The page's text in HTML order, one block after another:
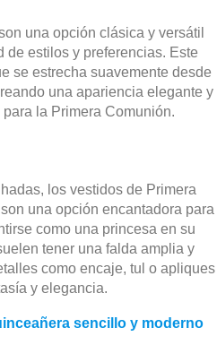
una opción clásica y versátil
de estilos y preferencias. Este
se estrecha suavemente desde
una apariencia elegante y
la Primera Comunión.
los vestidos de Primera
una opción encantadora para
como una princesa en su
tener una falda amplia y
como encaje, tul o apliques
y elegancia.
sencillo y moderno